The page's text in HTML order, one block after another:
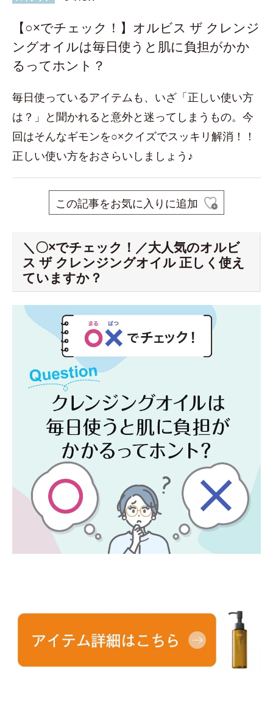
【○×でチェック！】オルビス ザ クレンジ
ングオイルは毎日使うと肌に負担がかか
るってホント？
毎日使っているアイテムも、いざ「正しい使い方
は？」と聞かれると意外と迷ってしまうもの。今
回はそんなギモンを○×クイズでスッキリ解消！！
正しい使い方をおさらいしましょう♪
この記事をお気に入りに追加
＼〇×でチェック！／大人気のオルビ
ス ザ クレンジングオイル 正しく使え
ていますか？